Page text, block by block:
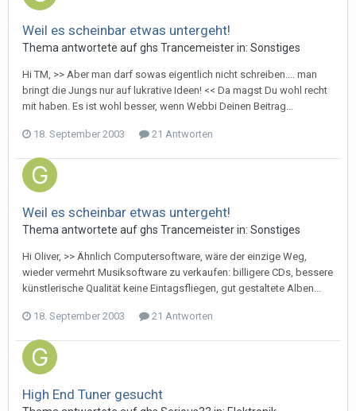
Weil es scheinbar etwas untergeht!
Thema antwortete aufghs Trancemeisterin: Sonstiges
Hi TM, >> Aber man darf sowas eigentlich nicht schreiben.... man
bringt die Jungs nur auf lukrative Ideen! << Da magst Du wohl recht
mit haben. Es ist wohl besser, wenn Webbi Deinen Beitrag...
18. September 2003 21 Antworten
Weil es scheinbar etwas untergeht!
Thema antwortete aufghs Trancemeisterin: Sonstiges
Hi Oliver, >> Ähnlich Computersoftware, wäre der einzige Weg,
wieder vermehrt Musiksoftware zu verkaufen: billigere CDs, bessere
künstlerische Qualität keine Eintagsfliegen, gut gestaltete Alben...
18. September 2003 21 Antworten
High End Tuner gesucht